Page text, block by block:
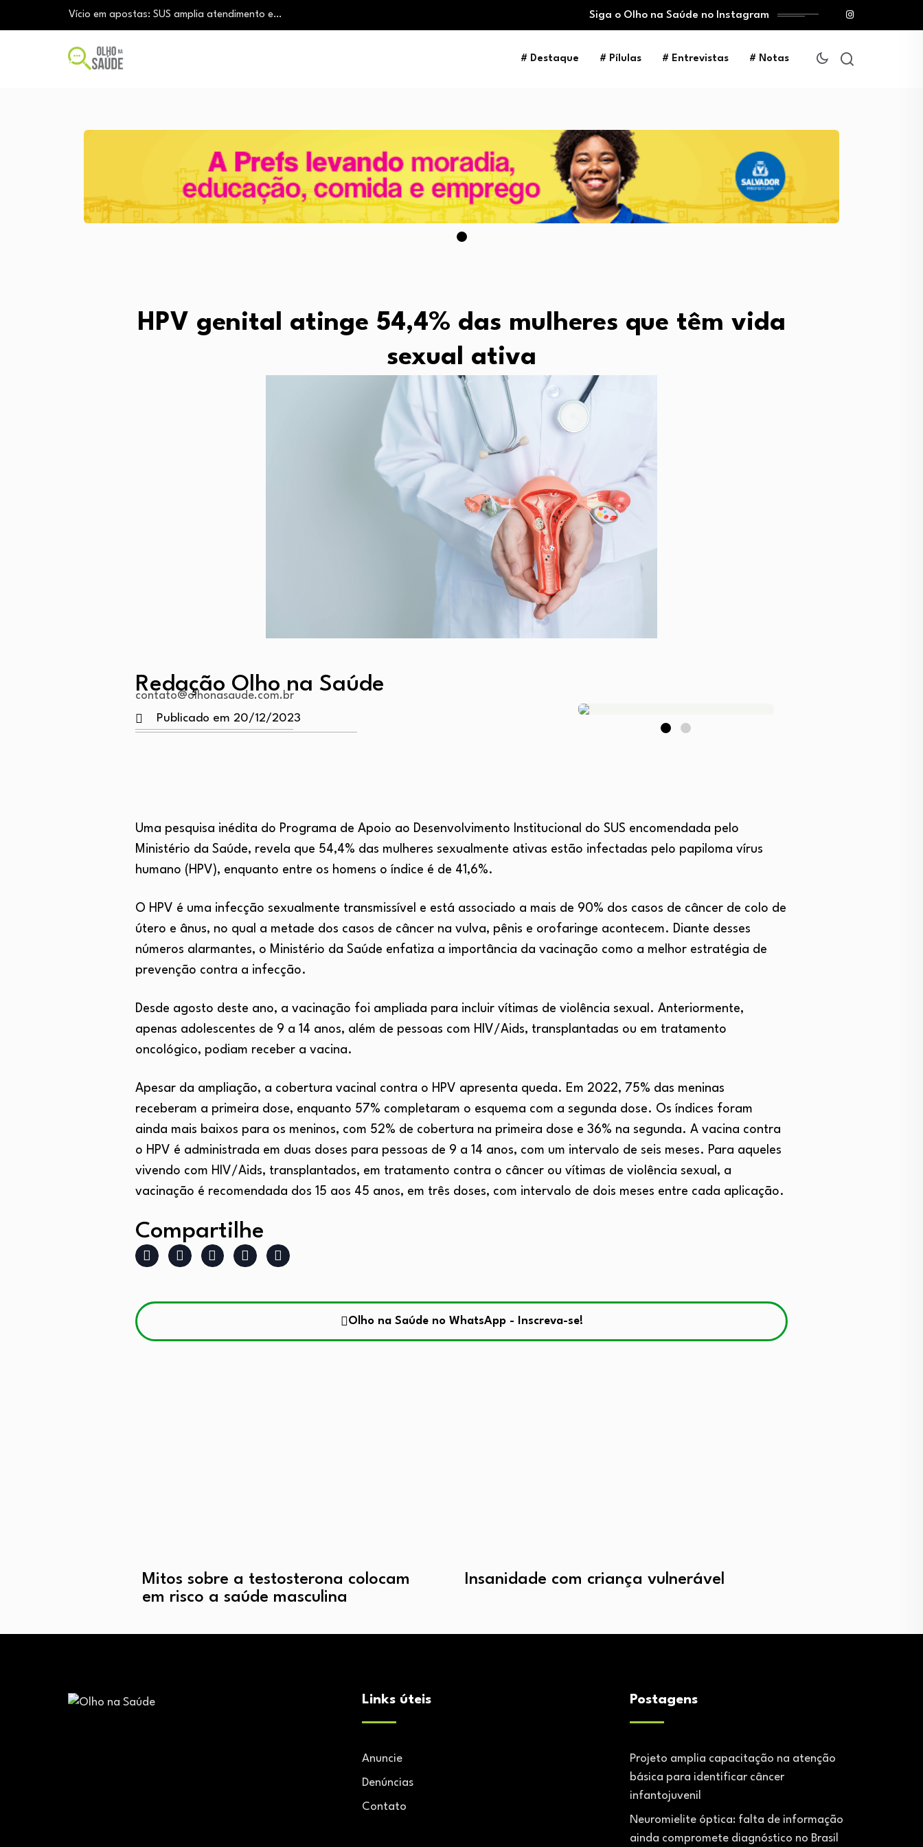
Vício em apostas: SUS amplia atendimento e…
Tratamento do câncer de mama e a…
Vingança da hora de dormir: O novo…
Mitos sobre a testosterona colocam em risco…
Siga o Olho na Saúde no Instagram
# Destaque # Pílulas # Entrevistas # Notas
HPV genital atinge 54,4% das mulheres que têm vida
sexual ativa
Redação Olho na Saúde
contato@olhonasaude.com.br
Publicado em 20/12/2023
Uma pesquisa inédita do Programa de Apoio ao Desenvolvimento Institucional do SUS encomendada pelo
Ministério da Saúde, revela que 54,4% das mulheres sexualmente ativas estão infectadas pelo papiloma vírus
humano (HPV), enquanto entre os homens o índice é de 41,6%.
O HPV é uma infecção sexualmente transmissível e está associado a mais de 90% dos casos de câncer de colo de
útero e ânus, no qual a metade dos casos de câncer na vulva, pênis e orofaringe acontecem. Diante desses
números alarmantes, o Ministério da Saúde enfatiza a importância da vacinação como a melhor estratégia de
prevenção contra a infecção.
Desde agosto deste ano, a vacinação foi ampliada para incluir vítimas de violência sexual. Anteriormente,
apenas adolescentes de 9 a 14 anos, além de pessoas com HIV/Aids, transplantadas ou em tratamento
oncológico, podiam receber a vacina.
Apesar da ampliação, a cobertura vacinal contra o HPV apresenta queda. Em 2022, 75% das meninas
receberam a primeira dose, enquanto 57% completaram o esquema com a segunda dose. Os índices foram
ainda mais baixos para os meninos, com 52% de cobertura na primeira dose e 36% na segunda. A vacina contra
o HPV é administrada em duas doses para pessoas de 9 a 14 anos, com um intervalo de seis meses. Para aqueles
vivendo com HIV/Aids, transplantados, em tratamento contra o câncer ou vítimas de violência sexual, a
vacinação é recomendada dos 15 aos 45 anos, em três doses, com intervalo de dois meses entre cada aplicação.
Compartilhe
Olho na Saúde no WhatsApp - Inscreva-se!
Mitos sobre a testosterona colocam
em risco a saúde masculina
Insanidade com criança vulnerável
Links úteis
Anuncie
Denúncias
Contato
Postagens
Projeto amplia capacitação na atenção
básica para identificar câncer
infantojuvenil
Neuromielite óptica: falta de informação
ainda compromete diagnóstico no Brasil